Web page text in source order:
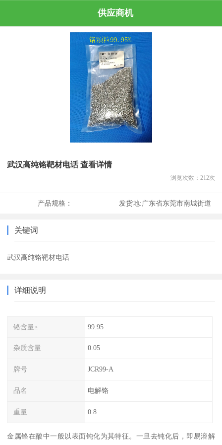
供应商机
武汉高纯铬靶材电话 查看详情
浏览次数： 212次
产品规格： 发货地:广东省东莞市南城街道
关键词
武汉高纯铬靶材电话
详细说明
铬含量≥ 99.95
杂质含量 0.05
牌号 JCR99-A
品名 电解铬
重量 0.8
金属铬在酸中一般以表面钝化为其特征。一旦去钝化后，即易溶解